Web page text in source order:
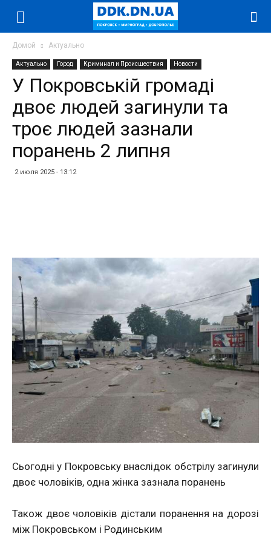
Домой Актуально
Актуально Город Криминал и Происшествия Новости
У Покровській громаді
двоє людей загинули та
троє людей зазнали
поранень 2 липня
2 июля 2025 - 13:12
Сьогодні у Покровську внаслідок обстрілу загинули
двоє чоловіків, одна жінка зазнала поранень
Також двоє чоловіків дістали поранення на дорозі
між Покровськом і Родинським